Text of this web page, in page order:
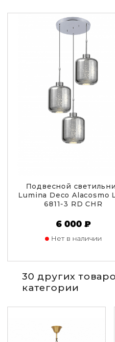
Подвесной
Lumina Deco Alacosmo
6811-3 RD CHR
6 000 ₽
Нет в наличии
30 других
категории